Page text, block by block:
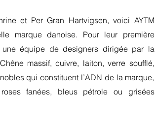
et Per Gran Hartvigsen, voici AYTM
marque danoise. Pour leur première
équipe de designers dirigée par la
massif, cuivre, laiton, verre soufflé,
qui constituent l’ADN de la marque,
fanées, bleus pétrole ou grisées